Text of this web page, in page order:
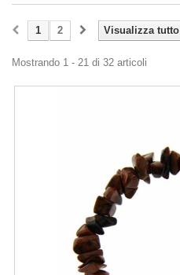
Visualizza tutto
1 2
Mostrando 1 - 21 di 32 articoli